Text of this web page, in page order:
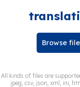
Browse
All kinds of files are
jpeg, csv, json, xml, ini,